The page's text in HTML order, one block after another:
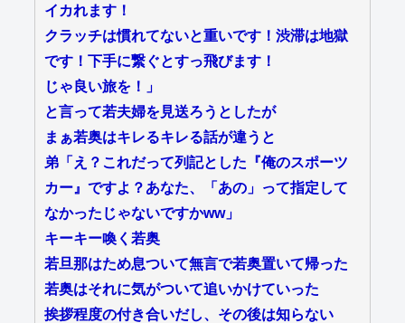
イカれます！
クラッチは慣れてないと重いです！渋滞は地獄
です！下手に繋ぐとすっ飛びます！
じゃ良い旅を！」
と言って若夫婦を見送ろうとしたが
まぁ若奥はキレるキレる話が違うと
弟「え？これだって列記とした『俺のスポーツ
カー』ですよ？あなた、「あの」って指定して
なかったじゃないですかww」
キーキー喚く若奥
若旦那はため息ついて無言で若奥置いて帰った
若奥はそれに気がついて追いかけていった
挨拶程度の付き合いだし、その後は知らない